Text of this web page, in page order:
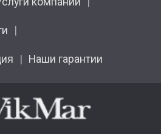
Наши гарантии